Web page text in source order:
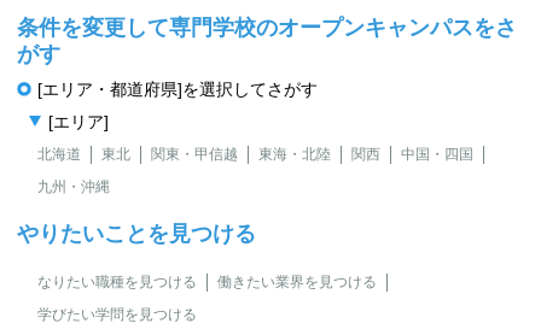
条件を変更して専門学校のオープンキャンパスをさ
がす
[エリア・都道府県]を選択してさがす
[エリア]
北海道 東北 関東・甲信越 東海・北陸 関西
中国・四国
九州・沖縄
やりたいことを見つける
なりたい職種を見つける
働きたい業界を見つける
学びたい学問を見つける